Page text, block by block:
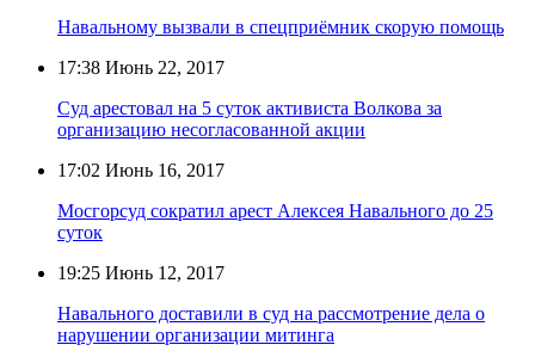
Навальному вызвали в спецприёмник скорую помощь
17:38 Июнь 22, 2017
Суд арестовал на 5 суток активиста Волкова за
организацию несогласованной акции
17:02 Июнь 16, 2017
Мосгорсуд сократил арест Алексея Навального до 25
суток
19:25 Июнь 12, 2017
Навального доставили в суд на рассмотрение дела о
нарушении организации митинга